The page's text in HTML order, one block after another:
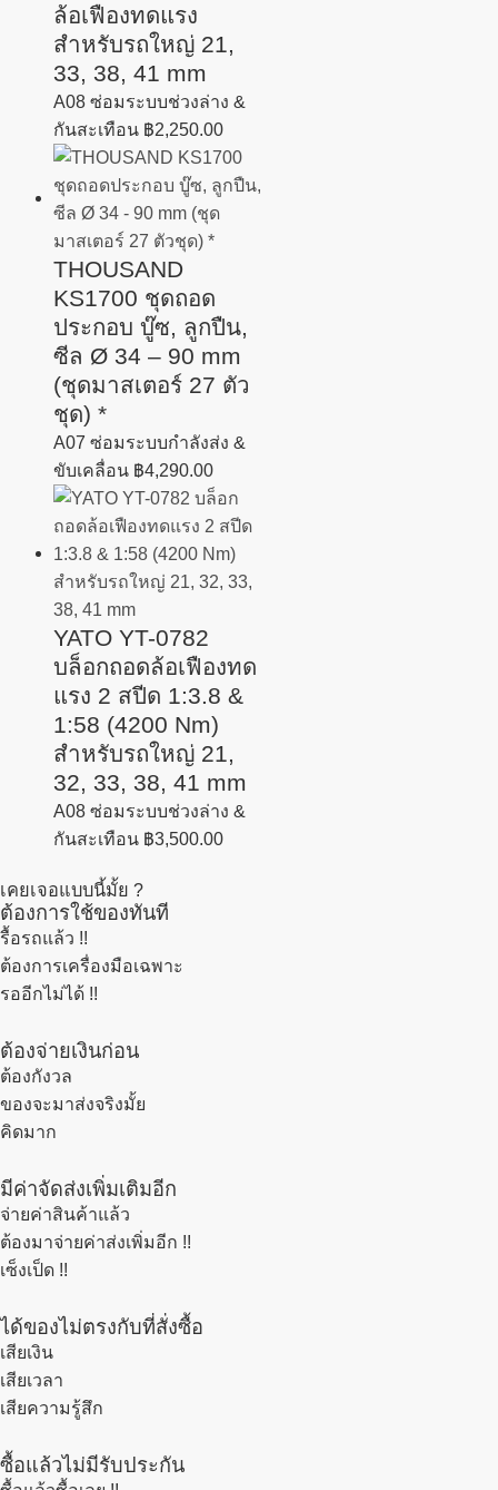
ล้อเฟืองทดแรง
สำหรับรถใหญ่ 21,
33, 38, 41 mm
A08 ซ่อมระบบช่วงล่าง &
กันสะเทือน ฿2,250.00
THOUSAND
KS1700 ชุดถอด
ประกอบ บู๊ซ, ลูกปืน,
ซีล Ø 34 – 90 mm
(ชุดมาสเตอร์ 27 ตัว
ชุด) *
A07 ซ่อมระบบกำลังส่ง &
ขับเคลื่อน ฿4,290.00
YATO YT-0782
บล็อกถอดล้อเฟืองทด
แรง 2 สปีด 1:3.8 &
1:58 (4200 Nm)
สำหรับรถใหญ่ 21,
32, 33, 38, 41 mm
A08 ซ่อมระบบช่วงล่าง &
กันสะเทือน ฿3,500.00
เคยเจอแบบนี้มั้ย ?
ต้องการใช้ของทันที
รื้อรถแล้ว !!
ต้องการเครื่องมือเฉพาะ
รออีกไม่ได้ !!
ต้องจ่ายเงินก่อน
ต้องกังวล
ของจะมาส่งจริงมั้ย
คิดมาก
มีค่าจัดส่งเพิ่มเติมอีก
จ่ายค่าสินค้าแล้ว
ต้องมาจ่ายค่าส่งเพิ่มอีก !!
เซ็งเป็ด !!
ได้ของไม่ตรงกับที่สั่งซื้อ
เสียเงิน
เสียเวลา
เสียความรู้สึก
ซื้อแล้วไม่มีรับประกัน